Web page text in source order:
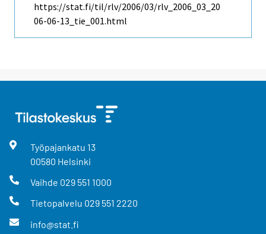
https://stat.fi/til/rlv/2006/03/rlv_2006_03_20
06-06-13_tie_001.html
Työpajankatu 13
00580 Helsinki
Vaihde 029 551 1000
Tietopalvelu 029 551 2220
info@stat.fi